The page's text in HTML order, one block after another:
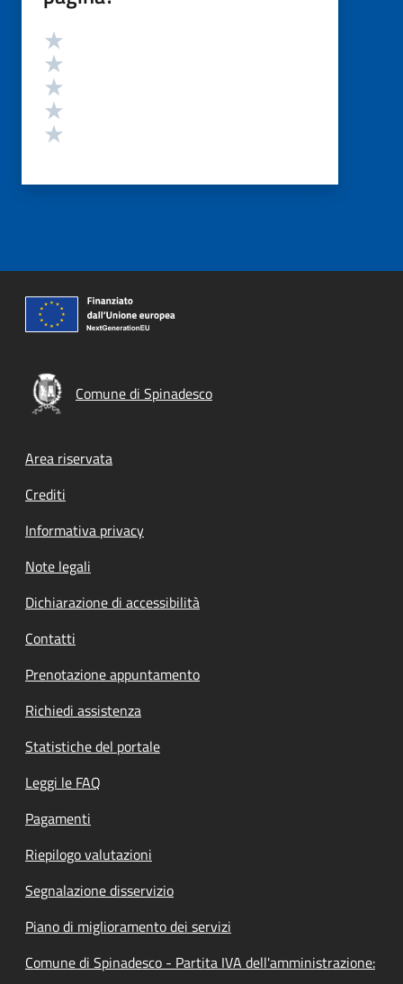
Valutazione
Comune di Spinadesco
Footer menu
Area riservata
Crediti
Informativa privacy
Note legali
Dichiarazione di accessibilità
Contatti
Prenotazione appuntamento
Richiedi assistenza
Statistiche del portale
Leggi le FAQ
Pagamenti
Riepilogo valutazioni
Segnalazione disservizio
Piano di miglioramento dei servizi
Comune di Spinadesco - Partita IVA dell'amministrazione: